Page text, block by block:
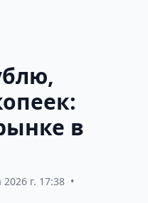
в
2026 г. 17:38 •